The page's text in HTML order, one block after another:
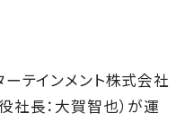
テインメント株式会社
社長：大賀智也）が運